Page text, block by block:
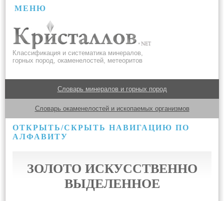
МЕНЮ
Классификация и систематика минералов,
горных пород, окаменелостей, метеоритов
Словарь минералов и горных пород
Словарь окаменелостей и ископаемых организмов
ОТКРЫТЬ/СКРЫТЬ НАВИГАЦИЮ ПО
АЛФАВИТУ
ЗОЛОТО ИСКУССТВЕННО
ВЫДЕЛЕННОЕ